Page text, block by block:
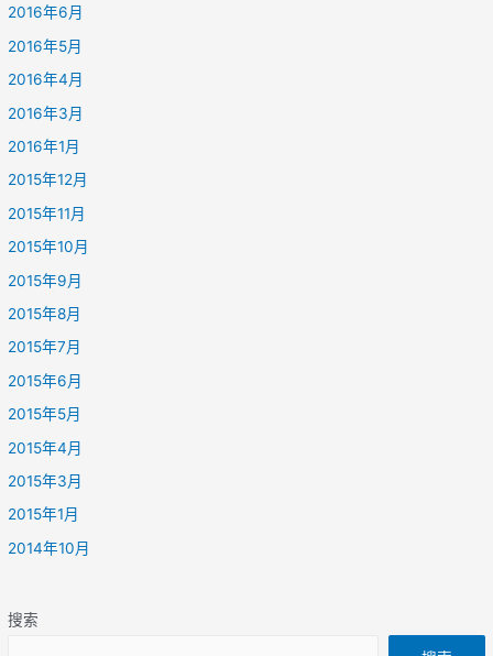
2016年6月
2016年5月
2016年4月
2016年3月
2016年1月
2015年12月
2015年11月
2015年10月
2015年9月
2015年8月
2015年7月
2015年6月
2015年5月
2015年4月
2015年3月
2015年1月
2014年10月
搜索